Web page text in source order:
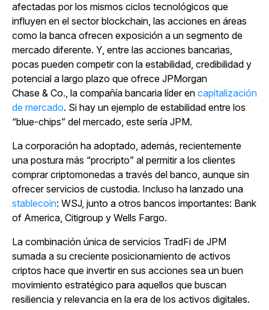
afectadas por los mismos ciclos tecnológicos que
influyen en el sector blockchain, las acciones en áreas
como la banca ofrecen exposición a un segmento de
mercado diferente. Y, entre las acciones bancarias,
pocas pueden competir con la estabilidad, credibilidad y
potencial a largo plazo que ofrece JPMorgan
Chase & Co., la compañía bancaria líder en capitalización
de mercado. Si hay un ejemplo de estabilidad entre los
“blue-chips” del mercado, este sería JPM.
La corporación ha adoptado, además, recientemente
una postura más “procripto” al permitir a los clientes
comprar criptomonedas a través del banco, aunque sin
ofrecer servicios de custodia. Incluso ha lanzado una
stablecoin: WSJ, junto a otros bancos importantes: Bank
of America, Citigroup y Wells Fargo.
La combinación única de servicios TradFi de JPM
sumada a su creciente posicionamiento de activos
criptos hace que invertir en sus acciones sea un buen
movimiento estratégico para aquellos que buscan
resiliencia y relevancia en la era de los activos digitales.